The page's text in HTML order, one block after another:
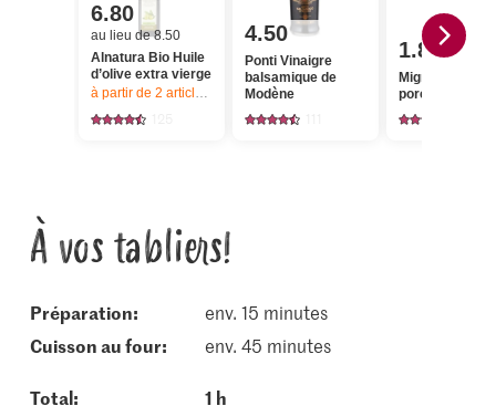
6.80
au lieu de 8.50
Alnatura Bio Huile
d’olive extra vierge
à partir de 2 articles, Offre valable du 6.8 au 12.8.2026, jusqu’à
4.50
Ponti Vinaigre
balsamique de
Modène
1.80
Migros Filet de
porc
À vos tabliers!
Préparation:
env. 15 minutes
cuisson au four:
env. 45 minutes
Total: 1 h